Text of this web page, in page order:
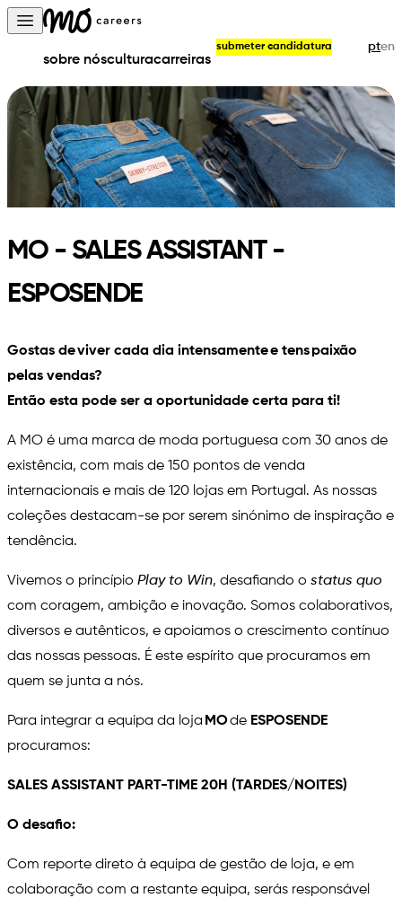
Skip to content
Open main menu
sobre nósculturacarreiras
submeter candidatura pten
MO - SALES ASSISTANT -
ESPOSENDE
Gostas de viver cada dia intensamente e tens paixão
pelas vendas?
Então esta pode ser a oportunidade certa para ti!
A MO é uma marca de moda portuguesa com 30 anos de
existência, com mais de 150 pontos de venda
internacionais e mais de 120 lojas em Portugal. As nossas
coleções destacam-se por serem sinónimo de inspiração e
tendência.
Vivemos o princípio Play to Win, desafiando o status quo
com coragem, ambição e inovação. Somos colaborativos,
diversos e autênticos, e apoiamos o crescimento contínuo
das nossas pessoas. É este espírito que procuramos em
quem se junta a nós.
Para integrar a equipa da loja MOde ESPOSENDE
procuramos:
SALES ASSISTANT PART-TIME 20H (TARDES/NOITES)
O desafio:
Com reporte direto à equipa de gestão de loja, e em
colaboração com a restante equipa, serás responsável